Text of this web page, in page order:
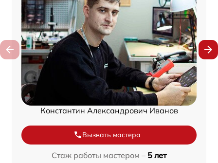
Константин Александрович Иванов
Вызвать мастера
Стаж работы мастером – 5 лет